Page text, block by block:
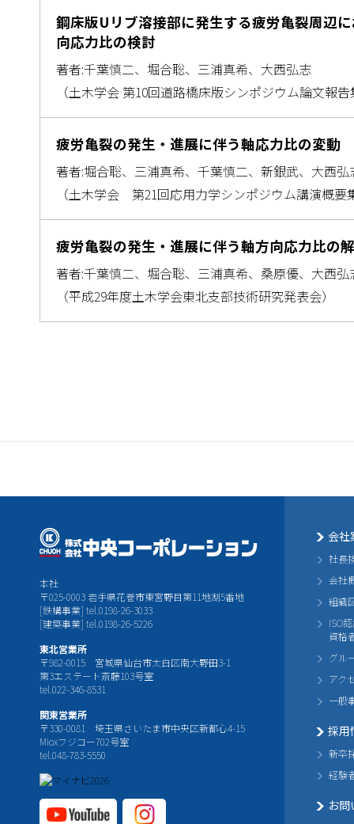
鋼床版Uリブ溶接部に発生する疲労亀裂周辺
向応力比の検討
著者:千葉慎二、堀合聡、三浦真希、大西弘志
（土木学会 第10回道路橋床版シンポジウム論文報
疲労亀裂の発生・進展に伴う軸応力比の変動
著者:堀合聡、三浦真希、千葉慎二、新銀武、大西弘
（土木学会 第21回応用力学シンポジウム講演概要
疲労亀裂の発生・進展に伴う軸方向応力比の
著者:千葉慎二、堀合聡、三浦真希、桑原優、大西弘
（平成29年度土木学会東北支部技術研究発表会）
本社
〒025-0003 岩手県花巻市東宮野目第11地割5番地
[鉄構事業] tel.0198-26-3033
[建築事業] tel.0198-26-5226
東北営業所
〒982-0015 宮城県仙台市太白区南大野田3-1
第3エステート斎藤103号室
tel.022-346-8531
関東営業所
〒330-0081 埼玉県さいたま市中央区新都心4-15
Mioxフジコー702号室
tel.048-783-5550
会社
社長
会社
組織
ISO
資格
グル
アク
一般
採用
新卒
経験
お